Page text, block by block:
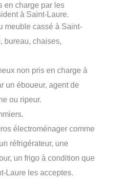
en charge par les
à Saint-Laure.
meuble cassé à Saint-
bureau, chaises,
non pris en charge à
un éboueur, agent de
ou ripeur.
électroménager comme
réfrigérateur, une
un frigo à condition que
Laure les acceptes.